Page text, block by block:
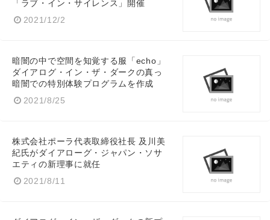
「ラブ・イン・サイレンス」開催
2021/12/2
暗闇の中で空間を知覚する服「echo」
ダイアログ・イン・ザ・ダークの真っ
暗闇での特別体験プログラムを作成
2021/8/25
株式会社ポーラ代表取締役社長 及川美
紀氏がダイアローグ・ジャパン・ソサ
エティの新理事に就任
2021/8/11